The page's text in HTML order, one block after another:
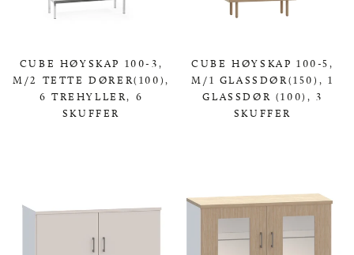
CUBE HØYSKAP 100-3,
M/2 TETTE DØRER(100),
6 TREHYLLER, 6
SKUFFER
CUBE HØYSKAP 100-5,
M/1 GLASSDØR(150), 1
GLASSDØR (100), 3
SKUFFER